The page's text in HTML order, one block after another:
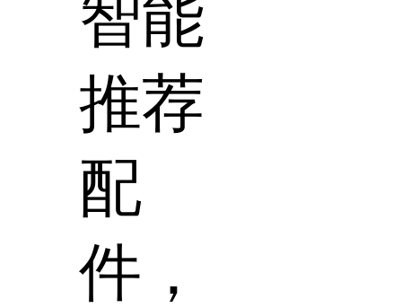
智能
推荐
配
件，